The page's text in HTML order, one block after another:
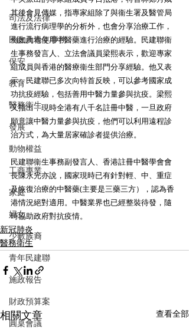
司法及法律
民政及青年事務
保安
教育
醫務衛生
發展
動物權益
工商專業
家庭
婦女
少數族裔
青年民建聯
施政報告
財政預算案
圓桌會議
其後會見傳媒，指專家組除了與衞生署及醫管局
進行流行病理學的分析外，也會分享治療工作，
例如內地使用中醫藥進行治療的經驗。民建聯衞
生事務發言人、立法會議員梁熙表示，歡迎專家
組成員與香港的醫療衞生部門分享經驗。他又表
示，民建聯已多次向特首反映，可以參考國家成
功抗疫經驗，包括善用中醫力量參與抗疫。梁熙
又指出，現時全港有八千名註冊中醫，一旦政府
願意讓中醫力量參與抗疫，他們可以利用遠程診
治方式，為大量居家確診者提供治療。
民建聯衞生事務副發言人、香港註冊中醫學會會
長陳永光亦說，國家現時已有針對輕、中、重症
及恢復治療的中醫藥(主要是三藥三方），認為香
港情況絕對適用。中醫業界也已經整裝待發，隨
時協助政府對抗疫情。
新冠肺炎
醫務衛生
相關文章 查看全部